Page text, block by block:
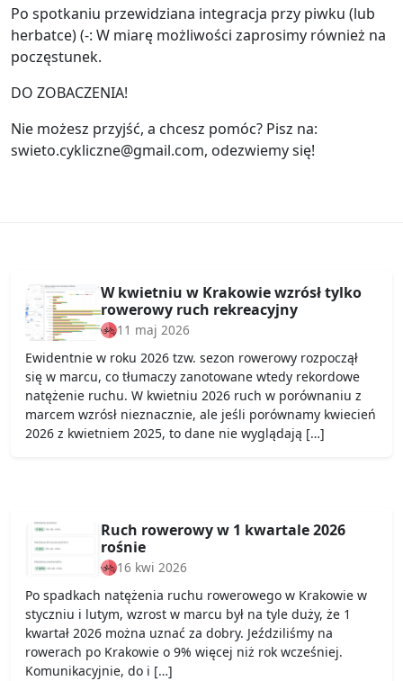
Po spotkaniu przewidziana integracja przy piwku (lub
herbatce) (-: W miarę możliwości zaprosimy również na
poczęstunek.
DO ZOBACZENIA!
Nie możesz przyjść, a chcesz pomóc? Pisz na:
swieto.cykliczne@gmail.com, odezwiemy się!
W kwietniu w Krakowie wzrósł tylko
rowerowy ruch rekreacyjny
11 maj 2026
Ewidentnie w roku 2026 tzw. sezon rowerowy rozpoczął
się w marcu, co tłumaczy zanotowane wtedy rekordowe
natężenie ruchu. W kwietniu 2026 ruch w porównaniu z
marcem wzrósł nieznacznie, ale jeśli porównamy kwiecień
2026 z kwietniem 2025, to dane nie wyglądają […]
Ruch rowerowy w 1 kwartale 2026
rośnie
16 kwi 2026
Po spadkach natężenia ruchu rowerowego w Krakowie w
styczniu i lutym, wzrost w marcu był na tyle duży, że 1
kwartał 2026 można uznać za dobry. Jeździliśmy na
rowerach po Krakowie o 9% więcej niż rok wcześniej.
Komunikacyjnie, do i […]